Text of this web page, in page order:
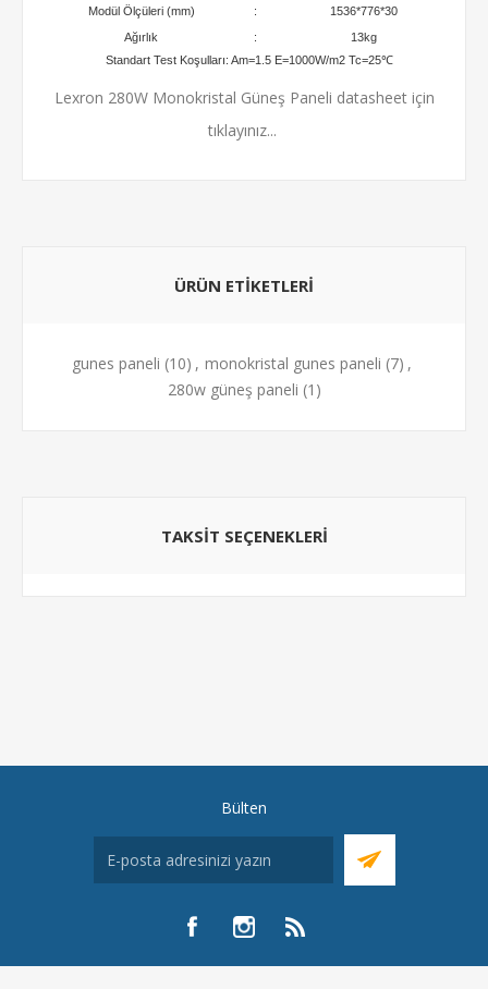
Modül Ölçüleri (mm) :
1536*776*30
Ağırlık
:
13kg
Standart Test Koşulları: Am=1.5 E=1000W/m2 Tc=25℃
Lexron 280W Monokristal Güneş Paneli datasheet için
tıklayınız...
ÜRÜN ETIKETLERI
gunes paneli (10) , monokristal gunes paneli (7) ,
280w güneş paneli (1)
TAKSIT SEÇENEKLERI
Bülten